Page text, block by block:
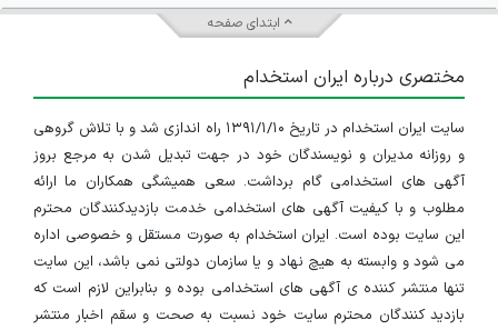
ابتدای صفحه
مختصری درباره ایران استخدام
سایت ایران استخدام در تاریخ ۱۳۹۱/۱/۱۰ راه اندازی شد و با تلاش گروهی
و روزانه مدیران و نویسندگان خود در جهت تبدیل شدن به مرجع بروز
آگهی های استخدامی گام برداشت. سعی همیشگی همکاران ما ارائه
مطلوب و با کیفیت آگهی های استخدامی خدمت بازدیدکنندگان محترم
این سایت بوده است. ایران استخدام به صورت مستقل و خصوصی اداره
می شود و وابسته به هیچ نهاد و یا سازمان دولتی نمی باشد، این سایت
تنها منتشر کننده ی آگهی های استخدامی بوده و بنابراین لازم است که
بازدید کنندگان محترم سایت خود نسبت به صحت و سقم اخبار منتشر